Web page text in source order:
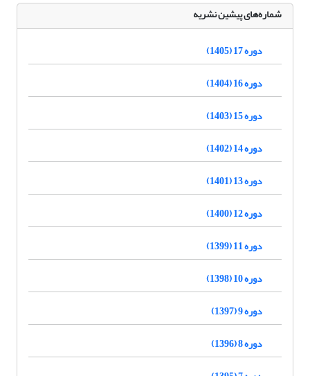
شماره‌های پیشین نشریه
دوره 17 (1405)
دوره 16 (1404)
دوره 15 (1403)
دوره 14 (1402)
دوره 13 (1401)
دوره 12 (1400)
دوره 11 (1399)
دوره 10 (1398)
دوره 9 (1397)
دوره 8 (1396)